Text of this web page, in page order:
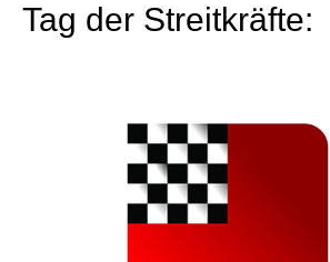
Tag der Streitkräfte: